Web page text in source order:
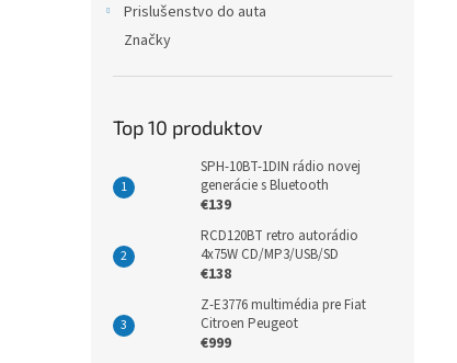
Prislušenstvo do auta
Značky
Top 10 produktov
SPH-10BT-1DIN rádio novej
generácie s Bluetooth
€139
RCD120BT retro autorádio
4x75W CD/MP3/USB/SD
€138
Z-E3776 multimédia pre Fiat
Citroen Peugeot
€999